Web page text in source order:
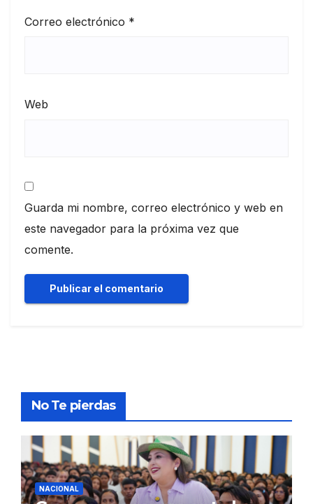
Correo electrónico *
Web
Guarda mi nombre, correo electrónico y web en
este navegador para la próxima vez que
comente.
No Te pierdas
NACIONAL